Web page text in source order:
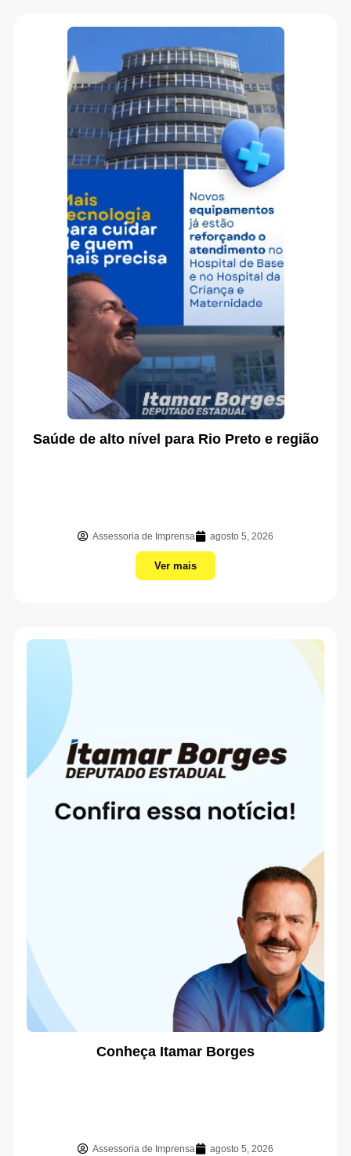
Saúde de alto nível para Rio Preto e região
Assessoria de Imprensa agosto 5, 2026
Ver mais
Conheça Itamar Borges
Assessoria de Imprensa agosto 5, 2026